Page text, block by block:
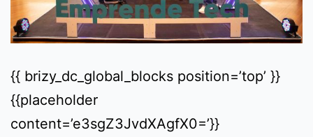
{{ brizy_dc_global_blocks position=’top’ }}
{{placeholder
content=’e3sgZ3JvdXAgfX0=’}}